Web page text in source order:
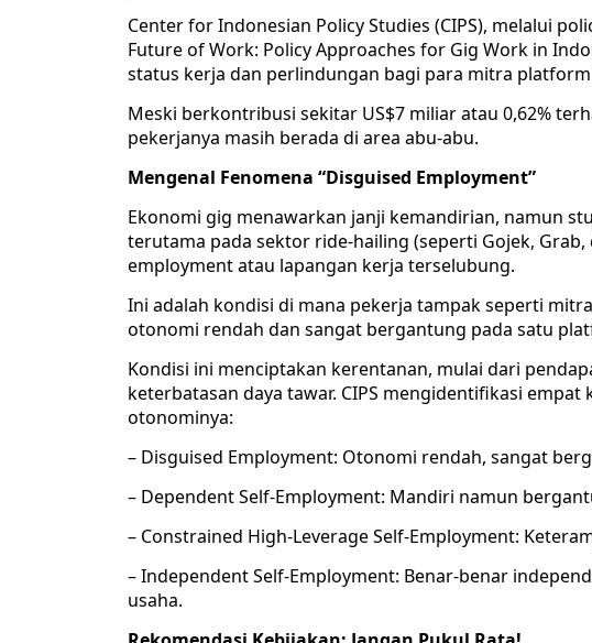
Center for Indonesian Policy Studies (CIPS), melalui
Future of Work: Policy Approaches for Gig Work in
status kerja dan perlindungan bagi para mitra
Meski berkontribusi sekitar US$7 miliar atau 0,62%
pekerjanya masih berada di area abu-abu.
Mengenal Fenomena “Disguised Employment”
Ekonomi gig menawarkan janji kemandirian, namun
terutama pada sektor ride-hailing (seperti Gojek,
employment atau lapangan kerja terselubung.
Ini adalah kondisi di mana pekerja tampak seperti
otonomi rendah dan sangat bergantung pada satu
Kondisi ini menciptakan kerentanan, mulai dari
keterbatasan daya tawar. CIPS mengidentifikasi
otonominya:
– Disguised Employment: Otonomi rendah, sangat
– Dependent Self-Employment: Mandiri namun
– Constrained High-Leverage Self-Employment:
– Independent Self-Employment: Benar-benar
usaha.